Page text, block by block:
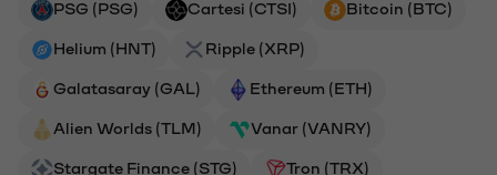
PSG (PSG) Cartesi (CTSI) Bitcoin (BTC)
Helium (HNT) Ripple (XRP)
Galatasaray (GAL) Ethereum (ETH)
Alien Worlds (TLM) Vanar (VANRY)
Stargate Finance (STG)
Tron (TRX)